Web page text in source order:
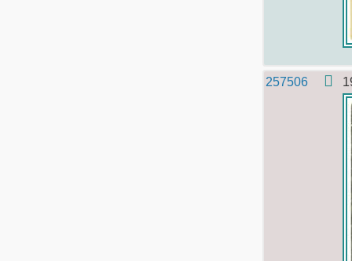
257506